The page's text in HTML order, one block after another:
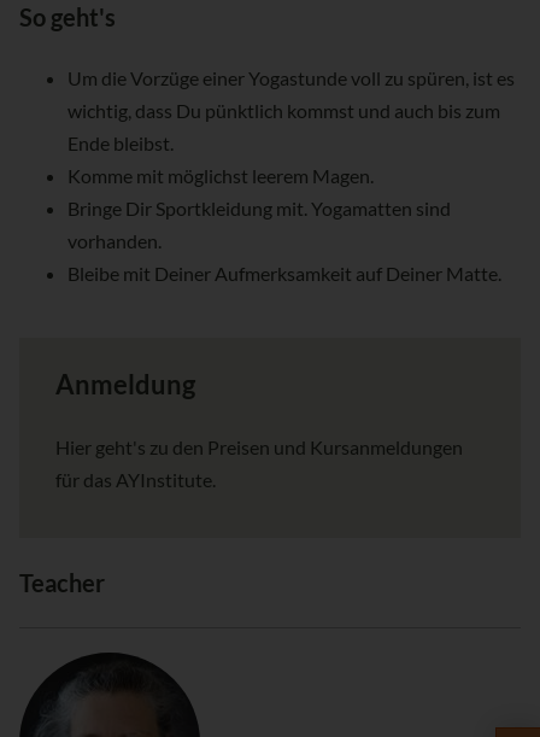
So geht's
Um die Vorzüge einer Yogastunde voll zu spüren, ist es
wichtig, dass Du pünktlich kommst und auch bis zum
Ende bleibst.
Komme mit möglichst leerem Magen.
Bringe Dir Sportkleidung mit. Yogamatten sind
vorhanden.
Bleibe mit Deiner Aufmerksamkeit auf Deiner Matte.
Anmeldung
Hier geht's zu den Preisen und Kursanmeldungen
für das AYInstitute.
Teacher